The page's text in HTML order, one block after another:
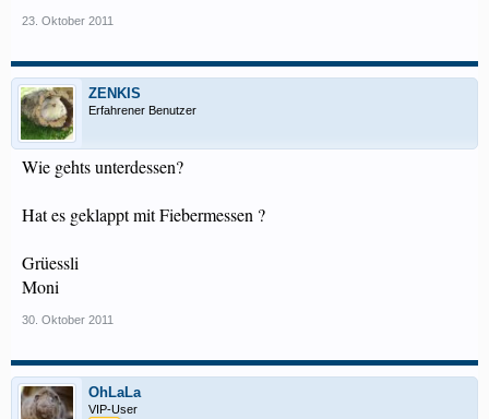
23. Oktober 2011
ZENKIS
Erfahrener Benutzer
Wie gehts unterdessen?
Hat es geklappt mit Fiebermessen ?
Grüessli
Moni
30. Oktober 2011
OhLaLa
VIP-User